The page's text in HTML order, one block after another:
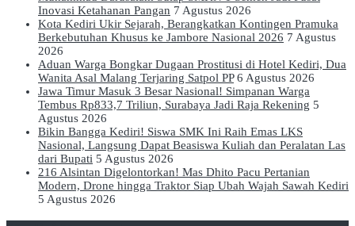
Inovasi Ketahanan Pangan 7 Agustus 2026
Kota Kediri Ukir Sejarah, Berangkatkan Kontingen Pramuka
Berkebutuhan Khusus ke Jambore Nasional 2026 7 Agustus
2026
Aduan Warga Bongkar Dugaan Prostitusi di Hotel Kediri, Dua
Wanita Asal Malang Terjaring Satpol PP 6 Agustus 2026
Jawa Timur Masuk 3 Besar Nasional! Simpanan Warga
Tembus Rp833,7 Triliun, Surabaya Jadi Raja Rekening 5
Agustus 2026
Bikin Bangga Kediri! Siswa SMK Ini Raih Emas LKS
Nasional, Langsung Dapat Beasiswa Kuliah dan Peralatan Las
dari Bupati 5 Agustus 2026
216 Alsintan Digelontorkan! Mas Dhito Pacu Pertanian
Modern, Drone hingga Traktor Siap Ubah Wajah Sawah Kediri
5 Agustus 2026